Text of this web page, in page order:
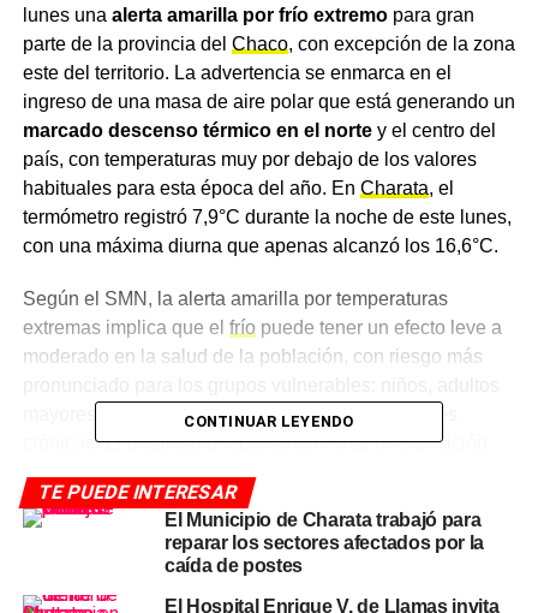
lunes una alerta amarilla por frío extremopara gran
parte de la provincia del Chaco, con excepción de la zona
este del territorio. La advertencia se enmarca en el
ingreso de una masa de aire polar que está generando un
marcado descenso térmico en el nortey el centro del
país, con temperaturas muy por debajo de los valores
habituales para esta época del año. En Charata, el
termómetro registró 7,9°C durante la noche de este lunes,
con una máxima diurna que apenas alcanzó los 16,6°C.
Según el SMN, la alerta amarilla por temperaturas
extremas implica que el frío puede tener un efecto leve a
moderado en la salud de la población, con riesgo más
mayores de 65 años y personas con enfermedades
crónicas. El organismo recomendó evitar la exposición
capas de ropa liviana, mantenerse en movimiento para
generar calor corporal y mantener los ambientes
calefaccionados de forma segura.
CONTINUAR LEYENDO
TE PUEDE INTERESAR
El Municipio de Charata trabajó para
reparar los sectores afectados por la
caída de postes
El Hospital Enrique V. de Llamas invita